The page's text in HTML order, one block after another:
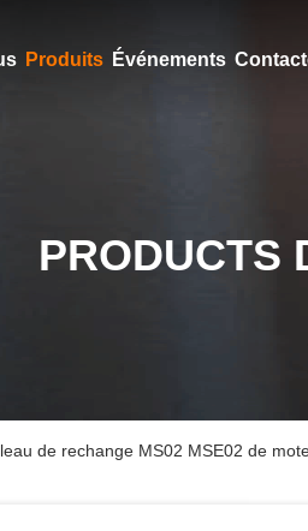
Produits Événements
PRODUCTS
de rechange MS02 MSE02 de